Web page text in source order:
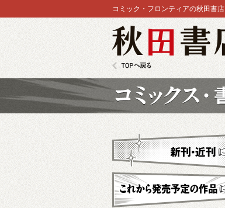
コミック・フロンティアの秋田書店
新刊・近刊